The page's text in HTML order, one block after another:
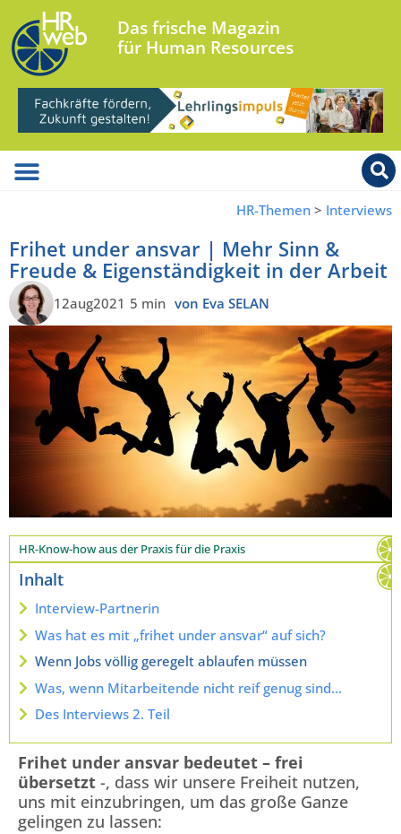
Das frische Magazin
für Human Resources
HR-Themen > Interviews
Frihet under ansvar | Mehr Sinn &
Freude & Eigenständigkeit in der Arbeit
12aug2021 5 min von Eva SELAN
HR-Know-how aus der Praxis für die Praxis
Inhalt
Interview-Partnerin
Was hat es mit „frihet under ansvar“ auf sich?
Wenn Jobs völlig geregelt ablaufen müssen
Was, wenn Mitarbeitende nicht reif genug sind…
Des Interviews 2. Teil
Frihet under ansvar bedeutet – frei
übersetzt -, dass wir unsere Freiheit nutzen,
uns mit einzubringen, um das große Ganze
gelingen zu lassen: